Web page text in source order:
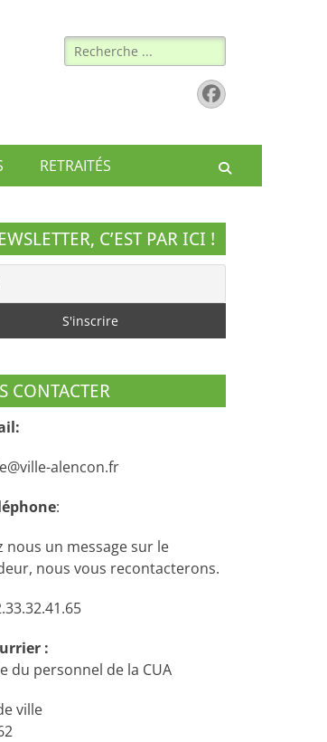
Rechercher :
Facebook
RETRAITÉS
C’EST PAR ICI !
CONTACTER
alencon.fr
:
nous un message sur le
nous vous recontacterons.
:
du personnel de la CUA
ville